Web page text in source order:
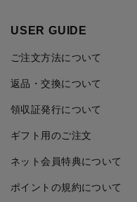
USER GUIDE
ご注文方法について
返品・交換について
領収証発行について
ギフト用のご注文
ネット会員特典について
ポイントの規約について